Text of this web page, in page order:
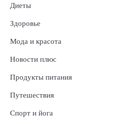
Диеты
Здоровье
Мода и красота
Новости плюс
Продукты питания
Путешествия
Спорт и йога